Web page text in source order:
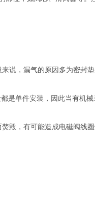
说，漏气的原因多为密封垫
是单件安装，因此当有机
毁，有可能造成电磁阀线